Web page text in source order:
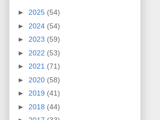
► 2025 (54)
► 2024 (54)
► 2023 (59)
► 2022 (53)
► 2021 (71)
► 2020 (58)
► 2019 (41)
► 2018 (44)